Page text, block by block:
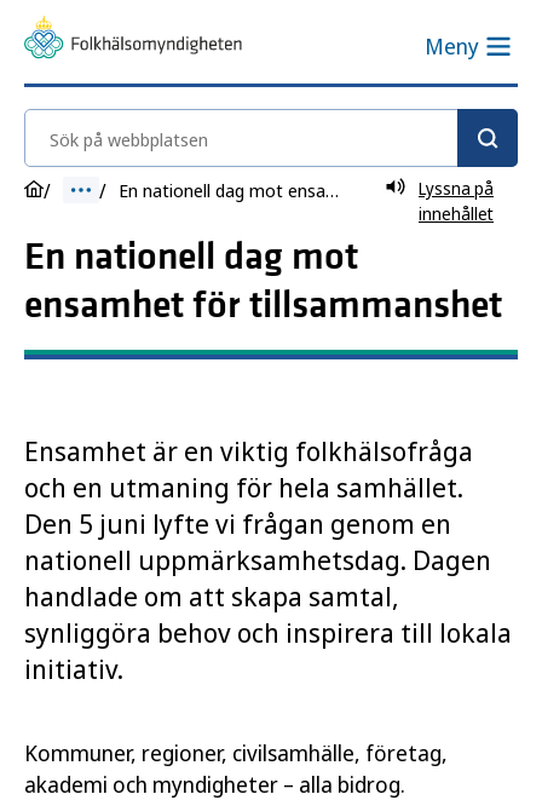
Meny
Sök på webbplatsen
En nationell dag mot ensamhet för tillsammanshet
Lyssna på
innehållet
En nationell dag mot
ensamhet för tillsammanshet
Ensamhet är en viktig folkhälsofråga
och en utmaning för hela samhället.
Den 5 juni lyfte vi frågan genom en
nationell uppmärksamhetsdag. Dagen
handlade om att skapa samtal,
synliggöra behov och inspirera till lokala
initiativ.
Kommuner, regioner, civilsamhälle, företag,
akademi och myndigheter – alla bidrog.